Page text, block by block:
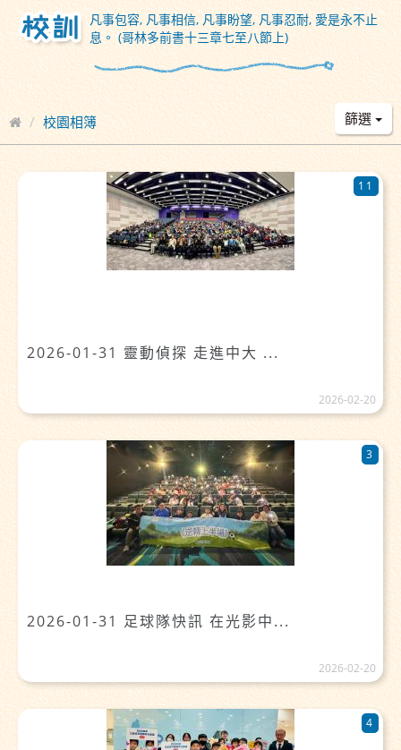
凡事包容, 凡事相信, 凡事盼望, 凡事忍耐, 愛是永不止
息。 (哥林多前書十三章七至八節上)
校園相簿 篩選
2026-01-31 靈動偵探 走進中大 ...
11
2026-02-20
2026-01-31 足球隊快訊 在光影中...
3
2026-02-20
4